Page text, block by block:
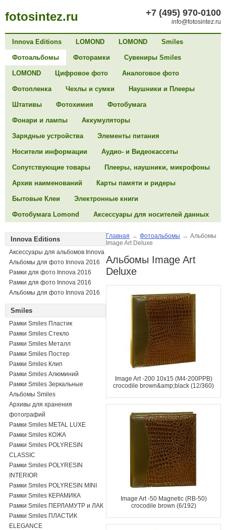
fotosintez.ru +7 (495) 970-0100
info@fotosintez.ru
Innova Editions LOMOND LOMOND Smiles
Фотоальбомы Фоторамки Сувениры Smiles
LOMOND Цифровое фото Аналоговое фото
Фотопленка Чехлы и сумки Наушники и Плееры
Штативы Фотохимия Фотобумага
Фонари и лампы Аккумуляторы
Зарядные устройства Элементы питания
Носители информации Аудио- и Видеокассеты
Сопутствующие товары Плееры, наушники, микрофоны
Архив наименований Карты памяти и ридеры
Бытовые Клеи Электронные книги
Фотобумага Lomond Аксессуары для носителей данных
Innova Editions
Аксессуары для альбомов Innova
Альбомы для фото Innova 2016
Рамки для фото Innova 2016
Рамки для фото Innova 2016
Альбомы для фото Innova 2016
Smiles
Рамки Smiles Пластик
Рамки Smiles Стекло
Рамки Smiles Металл
Рамки Smiles Постер
Рамки Smiles Клип
Рамки Smiles Алюминий
Рамки Smiles Зеркальные
Альбомы Smiles
Архивы для хранения
фотографий
Рамки Smiles METAL LUXE
Рамки Smiles КОЖА
Рамки Smiles POLYRESIN
CLASSIC
Рамки Smiles POLYRESIN
INTERIOR
Рамки Smiles POLYRESIN MINI
Рамки Smiles КЕРАМИКА
Рамки Smiles ПЕРЛАМУТР и ЛАК
Рамки Smiles ПЛАСТИК
ELEGANCE
Главная → Фотоальбомы → Альбомы
Image Art Deluxe
Альбомы Image Art
Deluxe
Image Art -200 10x15 (M4-200PPB)
crocodile brown&amp;black (12/360)
Image Art -50 Magnetic (RB-50)
crocodile brown (6/192)